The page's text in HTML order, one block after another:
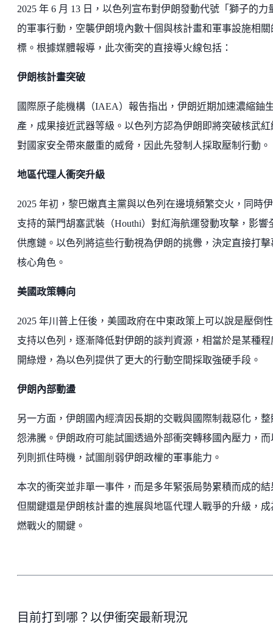
2025 年 6 月 13 日，以色列宣布對伊朗發動代號「獅子的力
的軍事行動，空襲伊朗境內數十個與核計畫和軍事設施相關
標。根據媒體報導，此次衝突的直接導火線包括：
伊朗核計畫突破
國際原子能機構（IAEA）報告指出，伊朗近期加速濃縮鈾
產，成果接近武器等級。以色列方認為伊朗即將突破核武紅
對國家安全帶來嚴重的威脅，因此先發制人採取壓制行動。
地區代理人衝突升級
2025 年初，黎巴嫩真主黨與以色列在邊境頻繁交火，同時
支持的葉門胡塞武裝（Houthi）對紅海航運發動攻擊，影響
供應鏈。以色列將這些行動視為伊朗的挑釁，決定直接打擊
核心角色。
美國政策轉向
2025 年川普上任後，美國政府在中東政策上可以說是壓倒
支持以色列，逐漸降低對伊朗的談判資源，相當於是某種程
開綠燈，為以色列提供了更大的行動空間採取強硬手段。
伊朗內部動盪
另一方面，伊朗國內經濟因長期的交戰與國際制裁惡化，整
怨沸騰。伊朗政府可能試圖透過外部衝突轉移國內壓力，而
列則抓住時機，試圖削弱伊朗政權的軍事能力。
本次的衝突並非單一事件，而是多年緊張局勢累積而成的結
但關鍵還是伊朗核計畫的進展與地區代理人戰爭的升級，成
燃戰火的關鍵。
目前打到哪？以伊衝突最新現況